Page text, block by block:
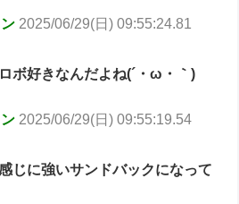
2025/06/29(日) 09:55:24.81
ボ好きなんだよね(´・ω・｀)
2025/06/29(日) 09:55:19.54
じに強いサンドバックになって